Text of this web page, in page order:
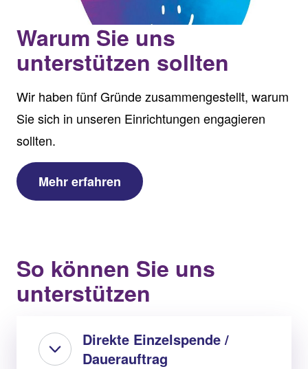
Warum Sie uns
unterstützen sollten
Wir haben fünf Gründe zusammengestellt, warum
Sie sich in unseren Einrichtungen engagieren
sollten.
Mehr erfahren
So können Sie uns
unterstützen
Direkte Einzelspende /
Dauerauftrag